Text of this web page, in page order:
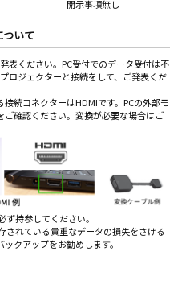
開示事項無し
いて
表ください。PC受付でのデータ受付は不
ロジェクターと接続をして、ご発表くだ
続コネクターはHDMIです。PCの外部モ
ご確認ください。変換が必要な場合はご
ず持参してください。
されている貴重なデータの損失をさける
クアップをお勧めします。